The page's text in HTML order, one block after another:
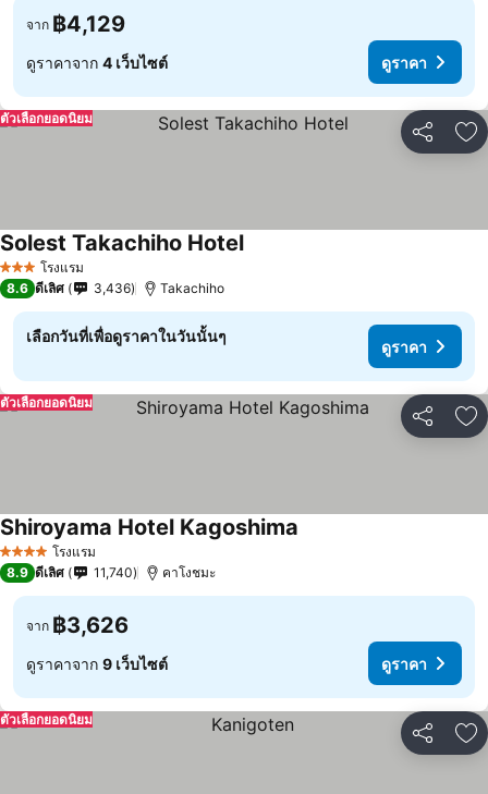
จาก ฿4,129
ดูราคาจาก 4 เว็บไซต์ ดูราคา
แชร์ เ
ตัวเลือกยอดนิยม
3 ดาว โรงแรม
Solest Takachiho Hotel
8.6 ดีเลิศ 3,436 Takachiho
เลือกวันที่เพื่อดูราคาในวันนั้นๆ
ดูราคา
แชร์ เ
ตัวเลือกยอดนิยม
4 ดาว โรงแรม
Shiroyama Hotel Kagoshima
8.9 ดีเลิศ 11,740 คาโงชมะ
จาก ฿3,626
ดูราคาจาก 9 เว็บไซต์ ดูราคา
แชร์ เ
ตัวเลือกยอดนิยม